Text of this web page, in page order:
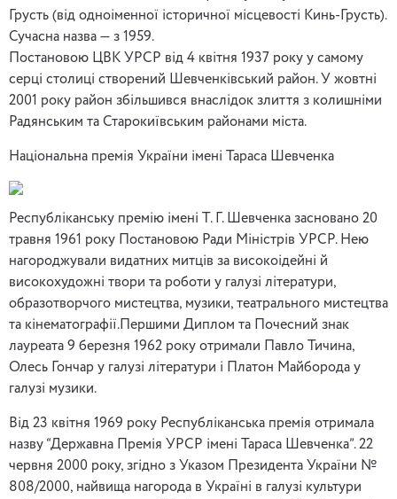
Грусть (від одноіменної історичної місцевості Кинь-Грусть).
Сучасна назва — з 1959.
Постановою ЦВК УРСР від 4 квітня 1937 року у самому
серці столиці створений Шевченківський район. У жовтні
2001 року район збільшився внаслідок злиття з колишніми
Радянським та Старокиївським районами міста.
Національна премія України імені Тараса Шевченка
Республіканську премію імені Т. Г. Шевченка засновано 20
травня 1961 року Постановою Ради Міністрів УРСР. Нею
нагороджували видатних митців за високоідейні й
високохудожні твори та роботи у галузі літератури,
образотворчого мистецтва, музики, театрального мистецтва
та кінематографії.Першими Диплом та Почесний знак
лауреата 9 березня 1962 року отримали Павло Тичина,
Олесь Гончар у галузі літератури і Платон Майборода у
галузі музики.
Від 23 квітня 1969 року Республіканська премія отримала
назву “Державна Премія УРСР імені Тараса Шевченка”. 22
червня 2000 року, згідно з Указом Президента України №
808/2000, найвища нагорода в Україні в галузі культури